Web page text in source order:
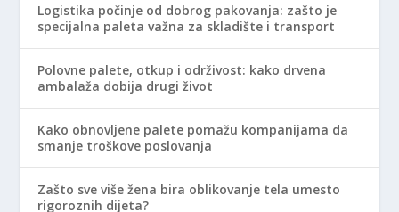
Logistika počinje od dobrog pakovanja: zašto je
specijalna paleta važna za skladište i transport
Polovne palete, otkup i održivost: kako drvena
ambalaža dobija drugi život
Kako obnovljene palete pomažu kompanijama da
smanje troškove poslovanja
Zašto sve više žena bira oblikovanje tela umesto
rigoroznih dijeta?